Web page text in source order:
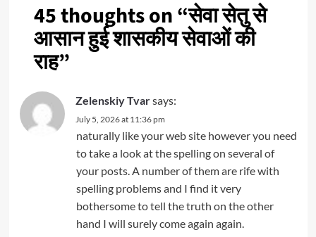
45 thoughts on “सेवा सेतु से
आसान हुई शासकीय सेवाओं की
राह”
Zelenskiy Tvarsays:
July 5, 2026 at 11:36 pm
naturally like your web site however you need
to take a look at the spelling on several of
your posts. A number of them are rife with
spelling problems and I find it very
bothersome to tell the truth on the other
hand I will surely come again again.